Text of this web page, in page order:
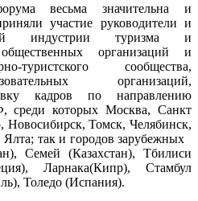
весьма значительна и
участие руководители и
индустрии туризма и
организаций и
туристского сообщества,
организаций,
кадров по направлению
среди которых Москва, Санкт
Новосибирск, Томск, Челябинск,
так и городов зарубежных
Семей (Казахстан), Тбилиси
Ларнака(Кипр), Стамбул
Толедо (Испания).